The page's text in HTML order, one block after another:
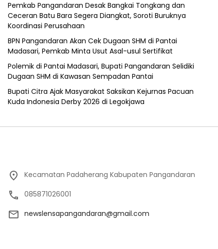
Pemkab Pangandaran Desak Bangkai Tongkang dan
Ceceran Batu Bara Segera Diangkat, Soroti Buruknya
Koordinasi Perusahaan
BPN Pangandaran Akan Cek Dugaan SHM di Pantai
Madasari, Pemkab Minta Usut Asal-usul Sertifikat
Polemik di Pantai Madasari, Bupati Pangandaran Selidiki
Dugaan SHM di Kawasan Sempadan Pantai
Bupati Citra Ajak Masyarakat Saksikan Kejurnas Pacuan
Kuda Indonesia Derby 2026 di Legokjawa
Kecamatan Padaherang Kabupaten Pangandaran
085871026001
newslensapangandaran@gmail.com